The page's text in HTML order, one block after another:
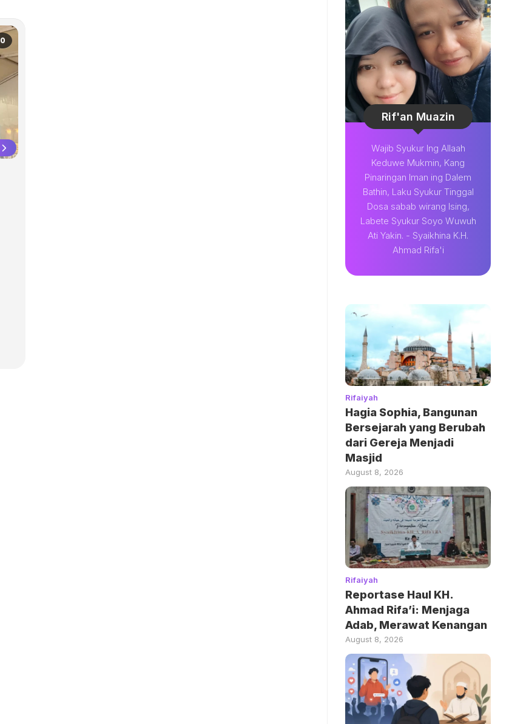
0
Rif'an Muazin
Wajib Syukur Ing Allaah
Keduwe Mukmin, Kang
Pinaringan Iman ing Dalem
Bathin, Laku Syukur Tinggal
Dosa sabab wirang Ising,
Labete Syukur Soyo Wuwuh
Ati Yakin. - Syaikhina K.H.
Ahmad Rifa'i
Rifaiyah
Hagia Sophia, Bangunan
Bersejarah yang Berubah
dari Gereja Menjadi
Masjid
August 8, 2026
Rifaiyah
Reportase Haul KH.
Ahmad Rifa’i: Menjaga
Adab, Merawat Kenangan
August 8, 2026